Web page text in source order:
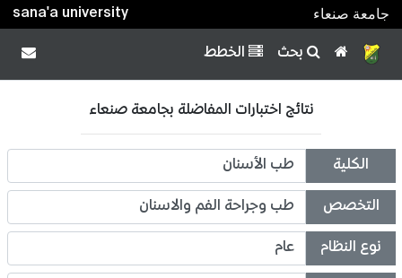
جامعة صنعاء sana'a university
بحث الخطط
نتائج اختبارات المفاضلة بجامعة صنعاء
الكلية طب الأسنان
التخصص طب وجراحة الفم والاسنان
نوع النظام عام